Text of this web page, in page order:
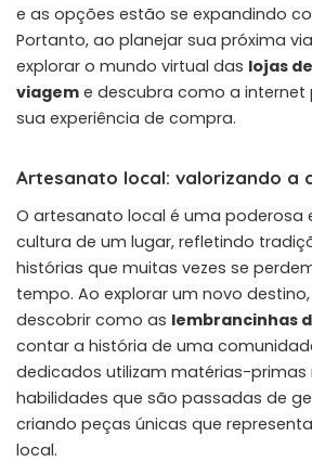
e as opções estão se expandindo
Portanto, ao planejar sua próxima
explorar o mundo virtual das lojas
viagem e descubra como a internet
sua experiência de compra.
Artesanato local: valorizando a
O artesanato local é uma poderosa
cultura de um lugar, refletindo
histórias que muitas vezes se
tempo. Ao explorar um novo
descobrir como as lembrancinhas
contar a história de uma
dedicados utilizam matérias-primas
habilidades que são passadas de
criando peças únicas que
local.